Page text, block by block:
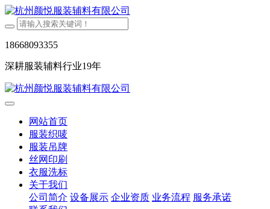
18668093355
深耕服装辅料行业19年
网站首页
服装织唛
服装吊牌
丝网印刷
衣服洗标
关于我们
公司简介 设备展示 企业资质 业务流程 服务承诺